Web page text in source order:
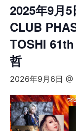
2025年9月
CLUB
TOSHI
哲
2026年9月6日 @